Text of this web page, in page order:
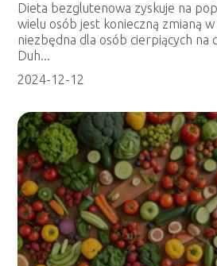
Dieta bezglutenowa zyskuje na
wielu osób jest konieczną zmianą
niezbędna dla osób cierpiących na
Duh...
2024-12-12